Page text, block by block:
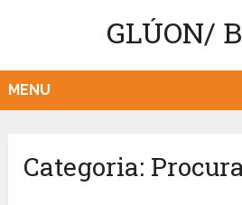
GLÚON/
MENU
Categoria: